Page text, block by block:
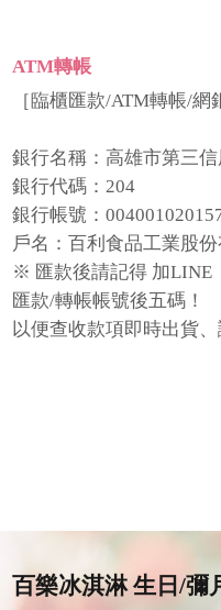
ATM轉帳
［臨櫃匯款/ATM轉帳/網
銀行名稱：高雄市第三
銀行代碼：204
銀行帳號：
戶名：百利食品工業股份
※ 匯款後請記得 加LINE
匯款/轉帳帳號後五碼！
以便查收款項即時出貨
百樂冰淇淋 生日/彌